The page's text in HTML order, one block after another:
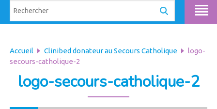
Accueil Clinibed donateur au Secours Catholique
logo-
secours-catholique-2
logo-secours-catholique-2